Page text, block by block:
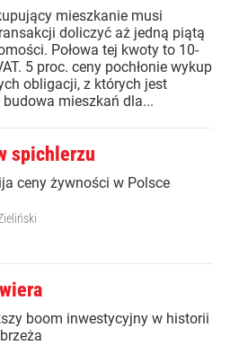
mieszkanie musi
doliczyć aż jedną piątą
Połowa tej kwoty to 10-
5 proc. ceny pochłonie wykup
obligacji, z których jest
mieszkań dla...
spichlerzu
ceny żywności w Polsce
boom inwestycyjny w historii